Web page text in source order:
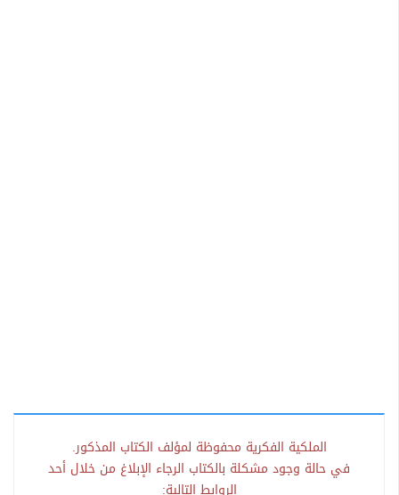
الملكية الفكرية محفوظة لمؤلف الكتاب المذكور.
في حالة وجود مشكلة بالكتاب الرجاء الإبلاغ من خلال أحد